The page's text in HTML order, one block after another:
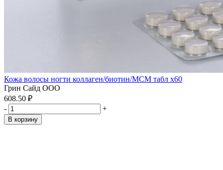
Кожа волосы ногти коллаген/биотин/MCM табл x60
Грин Сайд ООО
608.50 ₽
-
+
В корзину